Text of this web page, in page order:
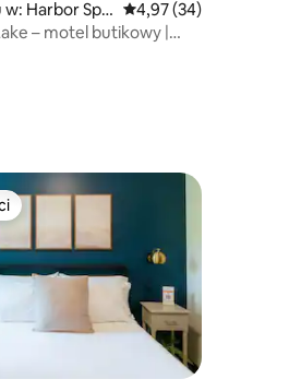
Harbor Spri Średnia ocena: 4,97
4,97 (34)
– motel butikowy |
z kategorii Wybór gości